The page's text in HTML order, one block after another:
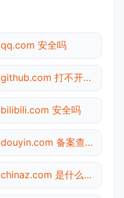
qq.com 安全吗
github.com 打不开检测
bilibili.com 安全吗
douyin.com 备案查询
chinaz.com 是什么网站